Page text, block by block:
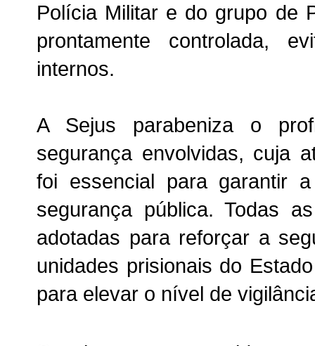
Polícia Militar e do grupo de
prontamente controlada,
internos.
A Sejus parabeniza o
segurança envolvidas, cuja
foi essencial para garantir
segurança pública. Todas
adotadas para reforçar a
unidades prisionais do
para elevar o nível de